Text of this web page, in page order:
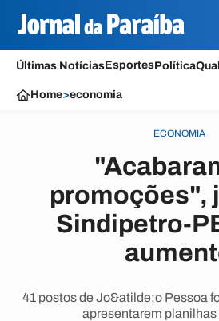
Últimas NotíciasEsportesPolítica
Home>economia
ECONOMIA
promoções",
Sindipetro-
41 postos de Jo&atilde;o Pessoa
apresentarem planilhas